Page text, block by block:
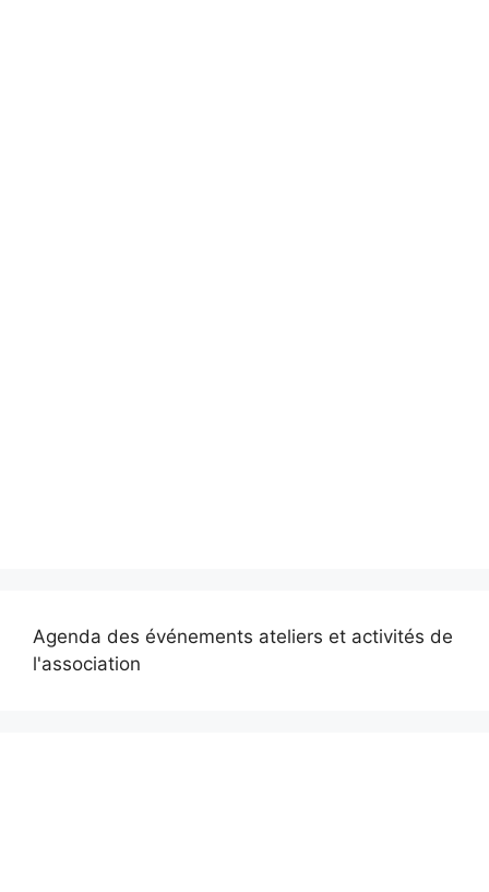
Agenda des événements ateliers et activités de
l'association